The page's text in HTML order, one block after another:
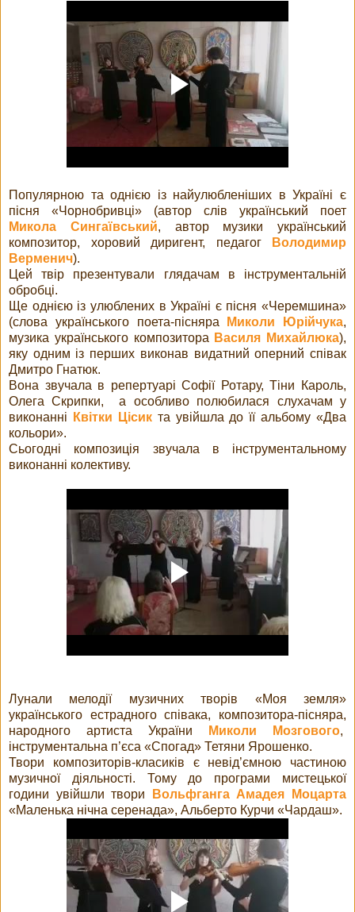
Популярною та однією із найулюбленіших в Україні є
пісня «Чорнобривці» (автор слів український поет
Микола Сингаївський, автор музики український
композитор, хоровий диригент, педагог
Володимир
Верменич).
Цей твір презентували глядачам в інструментальній
обробці.
Ще однією із улюблених в Україні є пісня «Черемшина»
(слова українського поета-пісняра
Миколи Юрійчука,
музика українського композитора Василя Михайлюка),
яку одним із перших виконав видатний оперний співак
Дмитро Гнатюк.
Вона звучала в репертуарі Софії Ротару, Тіни Кароль,
Олега Скрипки, а особливо полюбилася слухачам у
виконанні
Квітки Цісикта увійшла до її альбому «Два
кольори».
Сьогодні композиція звучала в інструментальному
виконанні колективу.
Лунали мелодії музичних творів «Моя земля»
українського естрадного співака, композитора-пісняра,
народного артиста України
Миколи Мозгового,
інструментальна п’єса «Спогад» Тетяни Ярошенко.
Твори композиторів-класиків є невід’ємною частиною
музичної діяльності. Тому до програми мистецької
години увійшли твори
Вольфганга Амадея Моцарта
«Маленька нічна серенада», Альберто Курчи «Чардаш».